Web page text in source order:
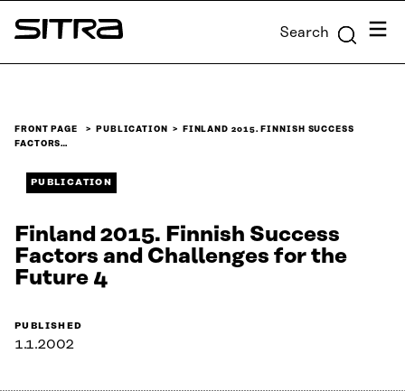
Skip to
content
Sitra Search Menu
FRONT PAGE PUBLICATION
FINLAND 2015. FINNISH SUCCESS
FACTORS…
PUBLICATION
Finland 2015. Finnish Success
Factors and Challenges for the
Future 4
PUBLISHED
1.1.2002